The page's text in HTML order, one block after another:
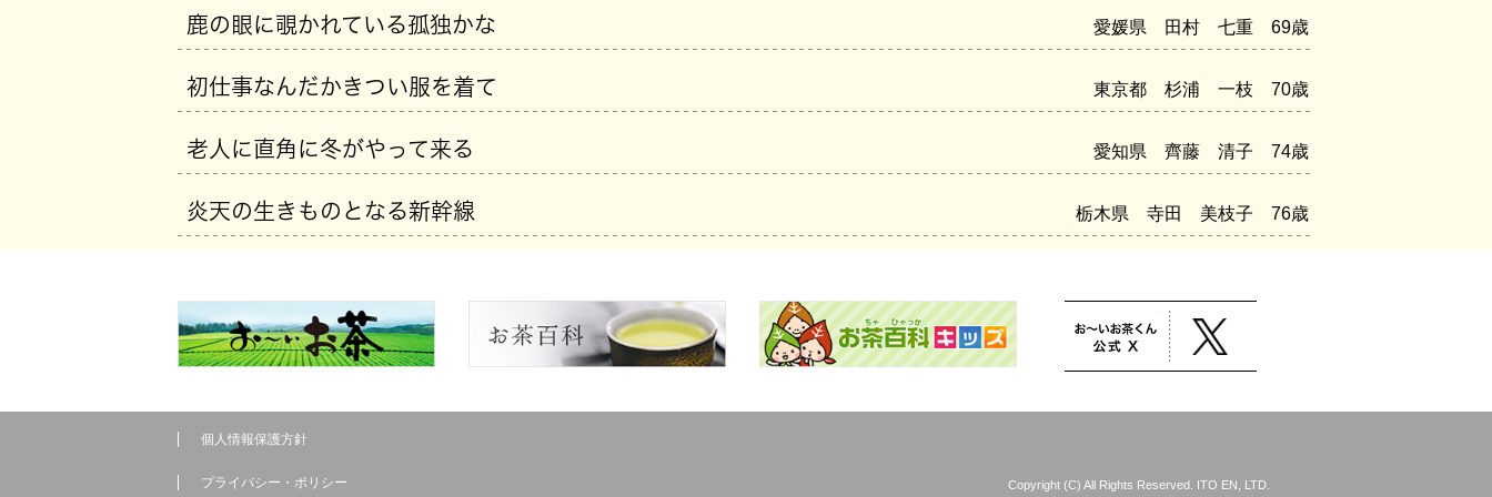
鹿の眼に覗かれている孤独かな 愛媛県 田村 七重 69歳
初仕事なんだかきつい服を着て 東京都 杉浦 一枝 70歳
老人に直角に冬がやって来る 愛知県 齊藤 清子 74歳
炎天の生きものとなる新幹線 栃木県 寺田 美枝子 76歳
個人情報保護方針
プライバシー・ポリシー Copyright (C) All Rights Reserved. ITO EN, LTD.